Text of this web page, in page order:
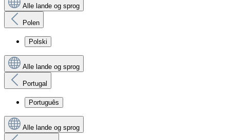
Alle lande og sprog
Polen
Polski
Alle lande og sprog
Portugal
Português
Alle lande og sprog